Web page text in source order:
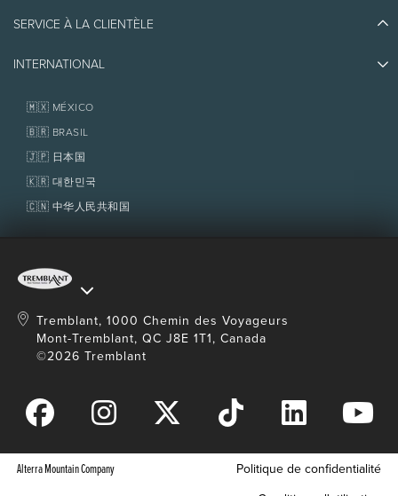
Quoi faire
Prix d'excellence
Emplois et carrières
Services aux propriétaires
Fondation Tremblant
SERVICE À LA CLIENTÈLE
Nous joindre
Politiques
INTERNATIONAL
🇲🇽 MÉXICO
🇧🇷 BRASIL
🇯🇵 日本国
🇰🇷 대한민국
🇨🇳 中华人民共和国
Tremblant, 1000 Chemin des Voyageurs
Mont-Tremblant, QC J8E 1T1, Canada
©2026 Tremblant
Alterra Mountain Company
Politique de confidentialité